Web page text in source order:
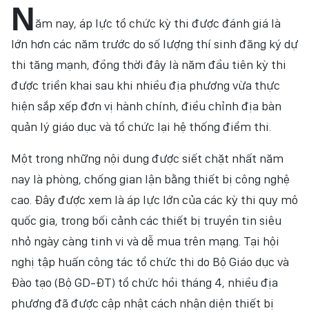
AN NINH - XÃ HỘI
KHOA HỌC - GIÁO DỤC
NHÂN DÂN ĐIỆN TỬ
BÁO THỜI NAY
Năm nay, áp lực tổ chức kỳ thi được đánh giá là
lớn hơn các năm trước do số lượng thí sinh đăng ký dự
thi tăng mạnh, đồng thời đây là năm đầu tiên kỳ thi
được triển khai sau khi nhiều địa phương vừa thực
hiện sắp xếp đơn vị hành chính, điều chỉnh địa bàn
quản lý giáo dục và tổ chức lại hệ thống điểm thi.
Một trong những nội dung được siết chặt nhất năm
nay là phòng, chống gian lận bằng thiết bị công nghệ
cao. Đây được xem là áp lực lớn của các kỳ thi quy mô
quốc gia, trong bối cảnh các thiết bị truyền tin siêu
nhỏ ngày càng tinh vi và dễ mua trên mạng. Tại hội
nghị tập huấn công tác tổ chức thi do Bộ Giáo dục và
Đào tạo (Bộ GD-ĐT) tổ chức hồi tháng 4, nhiều địa
phương đã được cập nhật cách nhận diện thiết bị